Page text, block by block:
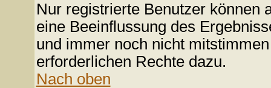
Nur registrierte Benutzer können
eine Beeinflussung des
und immer noch nicht
erforderlichen Rechte dazu.
Nach oben